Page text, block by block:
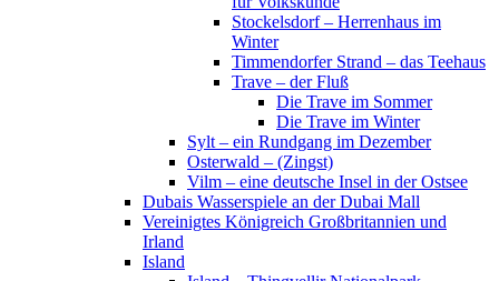
Stockelsdorf – Herrenhaus im
Winter
Timmendorfer Strand – das Teehaus
Trave – der Fluß
Die Trave im Sommer
Die Trave im Winter
Sylt – ein Rundgang im Dezember
Osterwald – (Zingst)
Vilm – eine deutsche Insel in der Ostsee
Dubais Wasserspiele an der Dubai Mall
Vereinigtes Königreich Großbritannien und
Irland
Island